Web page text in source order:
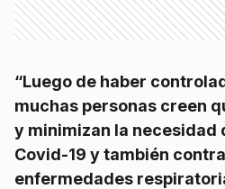
“Luego de haber
muchas personas creen
y minimizan la necesidad
Covid-19 y también
enfermedades